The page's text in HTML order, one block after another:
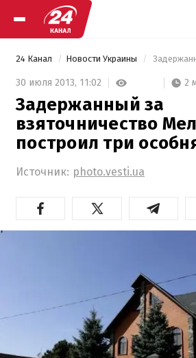
24 Канал Новости Украины
30 июля 2013, 11:02 2
Задержанный за
взяточничество
построил три
Источник: photo.vesti.ua